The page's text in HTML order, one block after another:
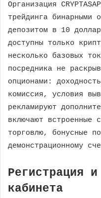
Организация
трейдинга бинарными
депозитом в 10
доступны только
несколько базовых
посредника не
опционами:
комиссия, условия
рекламируют
включают встроенные
торговлю, бонусные
демонстрационному
Регистрация
кабинета